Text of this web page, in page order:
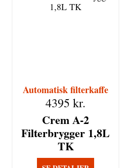
Automatisk filterkaffe
Crem A-2
Filterbrygger 1,8L
TK
4395 kr.